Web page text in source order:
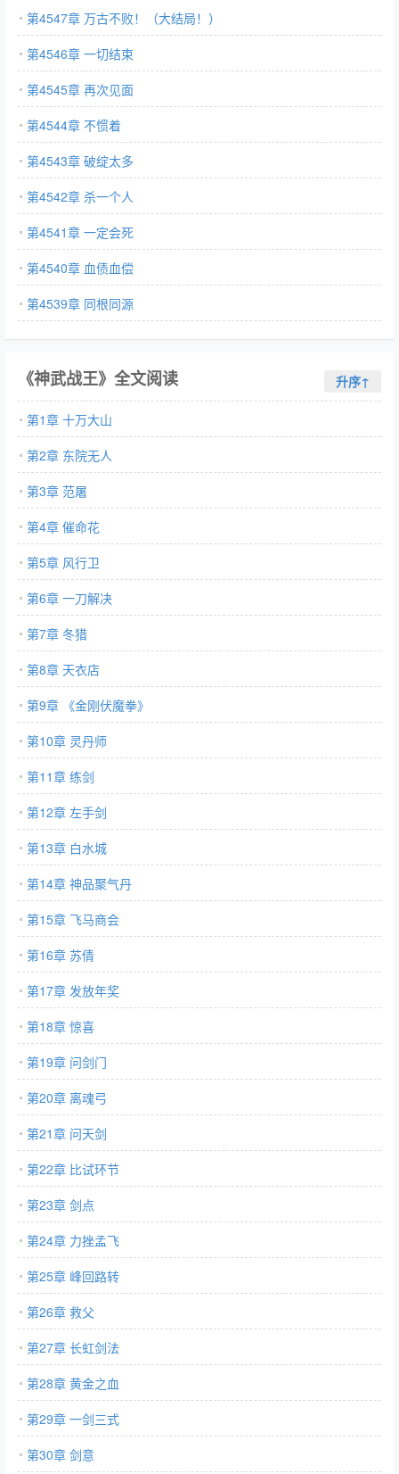
第4547章 万古不败！（大结局！）
第4546章 一切结束
第4545章 再次见面
第4544章 不惯着
第4543章 破绽太多
第4542章 杀一个人
第4541章 一定会死
第4540章 血债血偿
第4539章 同根同源
《神武战王》全文阅读 升序↑
第1章 十万大山
第2章 东院无人
第3章 范屠
第4章 催命花
第5章 风行卫
第6章 一刀解决
第7章 冬猎
第8章 天衣店
第9章 《金刚伏魔拳》
第10章 灵丹师
第11章 练剑
第12章 左手剑
第13章 白水城
第14章 神品聚气丹
第15章 飞马商会
第16章 苏倩
第17章 发放年奖
第18章 惊喜
第19章 问剑门
第20章 离魂弓
第21章 问天剑
第22章 比试环节
第23章 剑点
第24章 力挫孟飞
第25章 峰回路转
第26章 救父
第27章 长虹剑法
第28章 黄金之血
第29章 一剑三式
第30章 剑意